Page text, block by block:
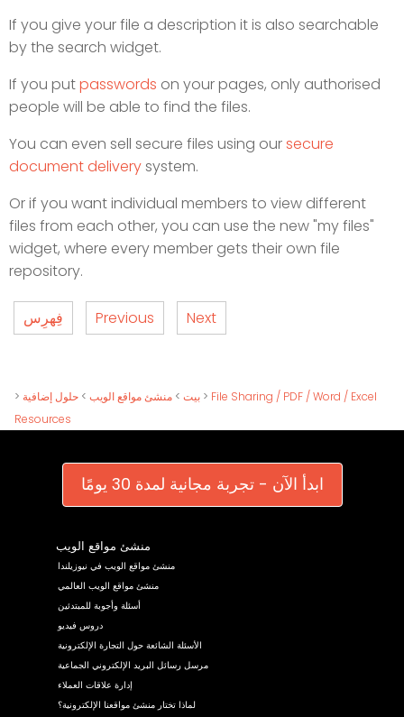
If you give your file a description it is also searchable
by the search widget.
If you putpasswords on your pages, only authorised
people will be able to find the files.
You can even sell secure files using oursecure
document deliverysystem.
Or if you want individual members to view different
files from each other, you can use the new "my files"
widget, where every member gets their own file
repository.
فِهرِس Previous Next
> بيت > منشئ مواقع الويب > حلول إضافية > File Sharing / PDF / Word / Excel
Resources
ابدأ الآن - تجربة مجانية لمدة 30 يومًا
منشئ مواقع الويب
منشئ مواقع الويب في نيوزيلندا
منشئ مواقع الويب العالمي
أسئلة وأجوبة للمبتدئين
دروس فيديو
الأسئلة الشائعة حول التجارة الإلكترونية
مرسل رسائل البريد الإلكتروني الجماعية
إدارة علاقات العملاء
لماذا تختار منشئ مواقعنا الإلكترونية؟